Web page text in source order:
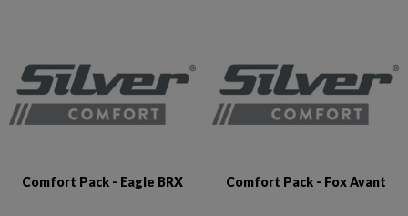
Comfort Pack - Eagle BRX Comfort Pack - Fox Avant